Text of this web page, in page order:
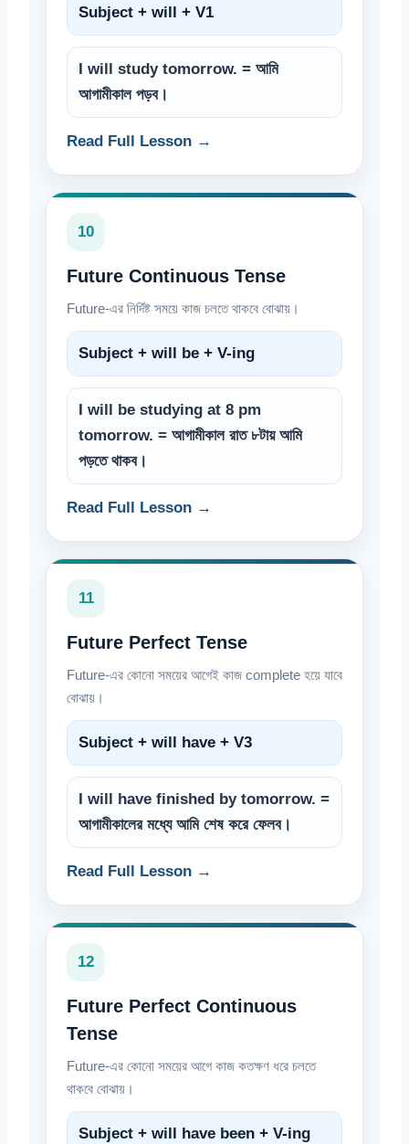
Subject + will + V1
I will study tomorrow. = আমি
আগামীকাল পড়ব।
Read Full Lesson →
10
Future Continuous Tense
Future-এর নির্দিষ্ট সময়ে কাজ চলতে থাকবে বোঝায়।
Subject + will be + V-ing
I will be studying at 8 pm
tomorrow. = আগামীকাল রাত ৮টায় আমি
পড়তে থাকব।
Read Full Lesson →
11
Future Perfect Tense
Future-এর কোনো সময়ের আগেই কাজ complete হয়ে যাবে
বোঝায়।
Subject + will have + V3
I will have finished by tomorrow. =
আগামীকালের মধ্যে আমি শেষ করে ফেলব।
Read Full Lesson →
12
Future Perfect Continuous
Tense
Future-এর কোনো সময়ের আগে কাজ কতক্ষণ ধরে চলতে
থাকবে বোঝায়।
Subject + will have been + V-ing